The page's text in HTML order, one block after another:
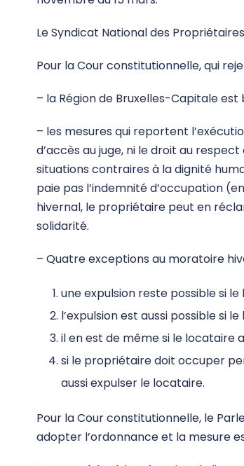
Le Syndicat National des
Pour la Cour constitutionnelle, qui
– la Région de Bruxelles-Capitale
– les mesures qui reportent
d’accès au juge, ni le droit au
situations contraires à la dignité
paie pas l’indemnité d’occupation
hivernal, le propriétaire peut en
solidarité.
– Quatre exceptions au moratoire
une expulsion reste possible si
l’expulsion est aussi possible si
il en est de même si le locataire
si le propriétaire doit occuper
aussi expulser le locataire.
Pour la Cour constitutionnelle, le
adopter l’ordonnance et la mesure